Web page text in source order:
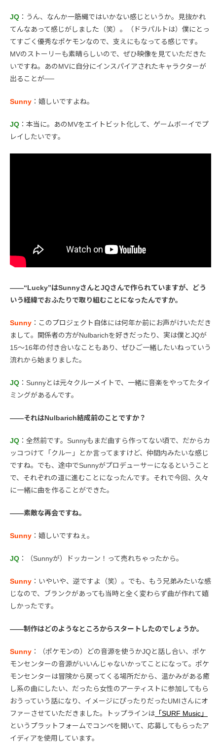
JQ ：うん、なんか一筋縄ではいかない感じというか。見抜かれ
てんなあって感じがしました（笑）。（ドラパルトは）僕にとっ
てすごく優秀なポケモンなので、支えにもなってる感じです。
MVのストーリーも素晴らしいので、ぜひ映像を見ていただきた
いですね。あのMVに自分にインスパイアされたキャラクターが
出ることが──
Sunny ：嬉しいですよね。
JQ ：本当に。あのMVをエイトビット化して、ゲームボーイでプ
レイしたいです。
――“Lucky”はSunnyさんとJQさんで作られていますが、どう
いう経緯でおふたりで取り組むことになったんですか。
Sunny ：このプロジェクト自体には何年か前にお声がけいただき
まして。関係者の方がNulbarichを好きだったり、実は僕とJQが
15〜16年の付き合いなこともあり、ぜひご一緒したいねっていう
流れから始まりました。
JQ ：Sunnyとは元々クルーメイトで、一緒に音楽をやってたタイ
ミングがあるんです。
――それはNulbarich結成前のことですか？
JQ ：全然前です。Sunnyもまだ曲すら作ってない頃で、だからカ
ッコつけて「クルー」とか言ってますけど、仲間内みたいな感じ
ですね。でも、途中でSunnyがプロデューサーになるということ
で、それぞれの道に進むことになったんです。それで今回、久々
に一緒に曲を作ることができた。
――素敵な再会ですね。
Sunny ：嬉しいですねぇ。
JQ ：（Sunnyが）ドッカーン！って売れちゃったから。
Sunny ：いやいや、逆ですよ（笑）。でも、もう兄弟みたいな感
じなので、ブランクがあっても当時と全く変わらず曲が作れて嬉
しかったです。
――制作はどのようなところからスタートしたのでしょうか。
Sunny ：（ポケモンの）どの音源を使うかJQと話し合い、ポケ
モンセンターの音源がいいんじゃないかってことになって。ポケ
モンセンターは冒険から戻ってくる場所だから、温かみがある癒
し系の曲にしたい、だったら女性のアーティストに参加してもら
おうっていう話になり、イメージにぴったりだったUMIさんにオ
ファーさせていただきました。トップラインは 「SURF Music」
というプラットフォームでコンペを開いて、応募してもらったア
イディアを使用しています。